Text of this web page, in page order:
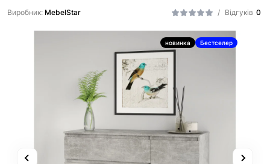
/ Відгуків 0
Виробник: MebelStar
новинка Бестселер